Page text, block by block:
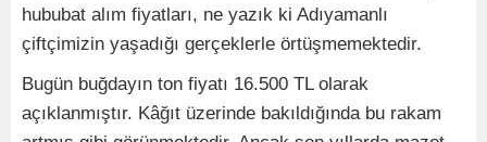
hububat alım fiyatları, ne yazık ki Adıyamanlı
çiftçimizin yaşadığı gerçeklerle örtüşmemektedir.
Bugün buğdayın ton fiyatı 16.500 TL olarak
açıklanmıştır. Kâğıt üzerinde bakıldığında bu rakam